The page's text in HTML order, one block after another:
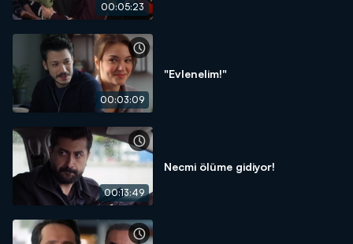
00:05:23
00:03:09
"Evlenelim!"
00:13:49
Necmi ölüme gidiyor!